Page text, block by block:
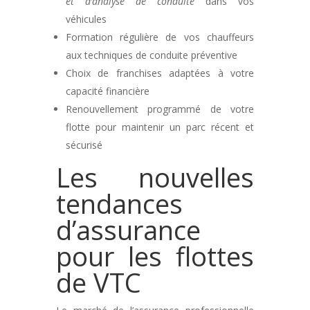
véhicules
Formation régulière de vos chauffeurs
aux techniques de conduite préventive
Choix de franchises adaptées à votre
capacité financière
Renouvellement programmé de votre
flotte pour maintenir un parc récent et
sécurisé
Les nouvelles
tendances
d’assurance
pour les flottes
de VTC